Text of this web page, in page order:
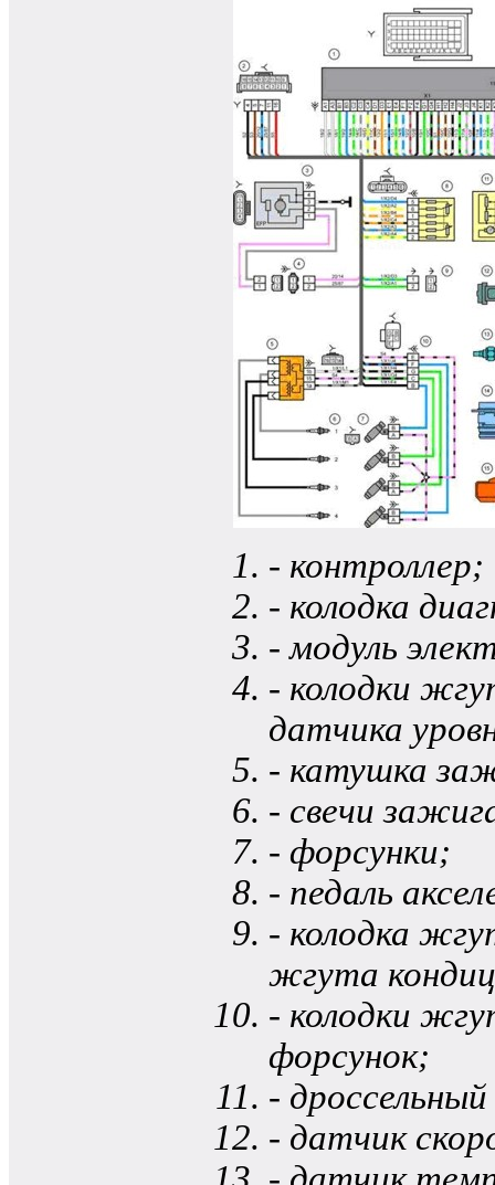
- контроллер;
- колодка
- модуль
- колодки
датчика
- катушка
- свечи
- форсунки;
- педаль
- колодка
жгута
- колодки
форсунок;
-
- датчик